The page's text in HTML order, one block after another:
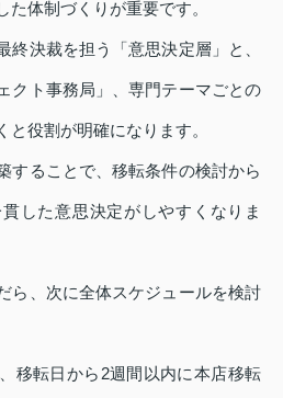
体制づくりが重要です。
終決裁を担う「意思決定層」と、
クト事務局」、専門テーマごとの
と役割が明確になります。
することで、移転条件の検討から
した意思決定がしやすくなりま
ら、次に全体スケジュールを検討
移転日から2週間以内に本店移転